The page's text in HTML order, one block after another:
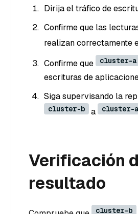
Dirija el tráfico de
Confirme que las
realizan correctamente
Confirme que
cluster-a
escrituras de
Siga supervisando la
cluster-b a cluster-a
Verificación
resultado
cluster-b